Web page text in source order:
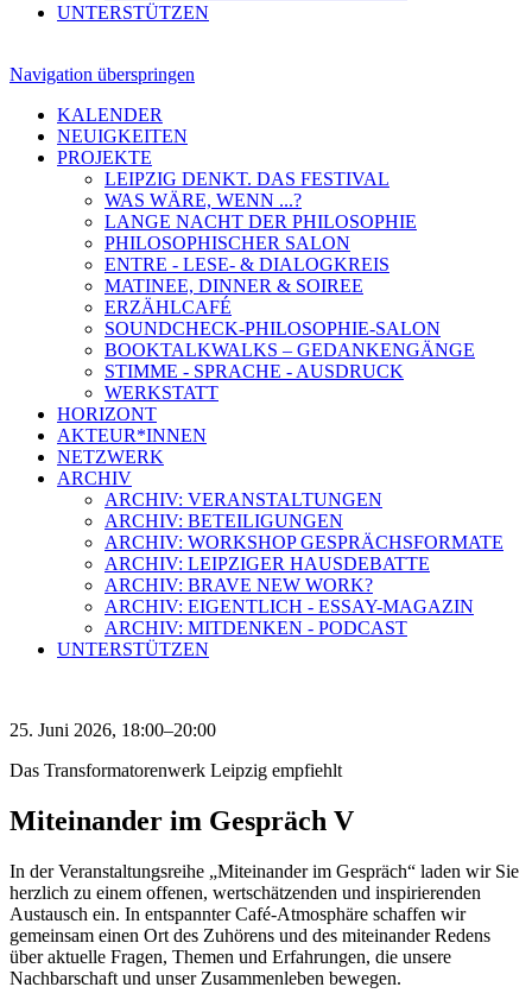
UNTERSTÜTZEN
Navigation überspringen
KALENDER
NEUIGKEITEN
PROJEKTE
LEIPZIG DENKT. DAS FESTIVAL
WAS WÄRE, WENN ...?
LANGE NACHT DER PHILOSOPHIE
PHILOSOPHISCHER SALON
ENTRE - LESE- & DIALOGKREIS
MATINEE, DINNER & SOIREE
ERZÄHLCAFÉ
SOUNDCHECK-PHILOSOPHIE-SALON
BOOKTALKWALKS – GEDANKENGÄNGE
STIMME - SPRACHE - AUSDRUCK
WERKSTATT
HORIZONT
AKTEUR*INNEN
NETZWERK
ARCHIV
ARCHIV: VERANSTALTUNGEN
ARCHIV: BETEILIGUNGEN
ARCHIV: WORKSHOP GESPRÄCHSFORMATE
ARCHIV: LEIPZIGER HAUSDEBATTE
ARCHIV: BRAVE NEW WORK?
ARCHIV: EIGENTLICH - ESSAY-MAGAZIN
ARCHIV: MITDENKEN - PODCAST
UNTERSTÜTZEN
25. Juni 2026, 18:00–20:00
Das Transformatorenwerk Leipzig empfiehlt
Miteinander im Gespräch V
In der Veranstaltungsreihe „Miteinander im Gespräch“ laden wir Sie
herzlich zu einem offenen, wertschätzenden und inspirierenden
Austausch ein. In entspannter Café-Atmosphäre schaffen wir
gemeinsam einen Ort des Zuhörens und des miteinander Redens
über aktuelle Fragen, Themen und Erfahrungen, die unsere
Nachbarschaft und unser Zusammenleben bewegen.